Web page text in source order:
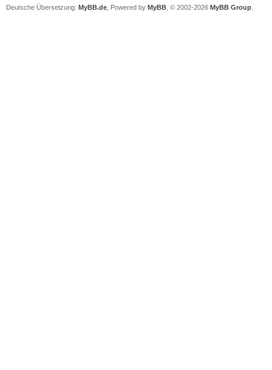
Deutsche Übersetzung: MyBB.de , Powered by MyBB , © 2002-2026 MyBB Group